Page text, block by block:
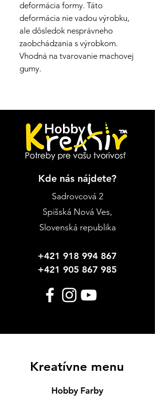
deformácia formy. Táto
deformácia nie vadou výrobku,
ale dôsledok nesprávneho
zaobchádzania s výrobkom.
Vhodná na tvarovanie machovej
gumy.
Kde nás nájdete?
Sadrovcová 2
Spišská Nová Ves,
Slovenská republika
+421 918 994 867
+421 905 867 985
Kreatívne menu
Hobby Farby